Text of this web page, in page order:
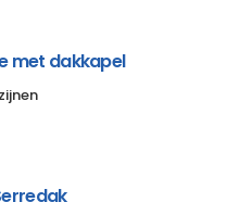
met dakkapel